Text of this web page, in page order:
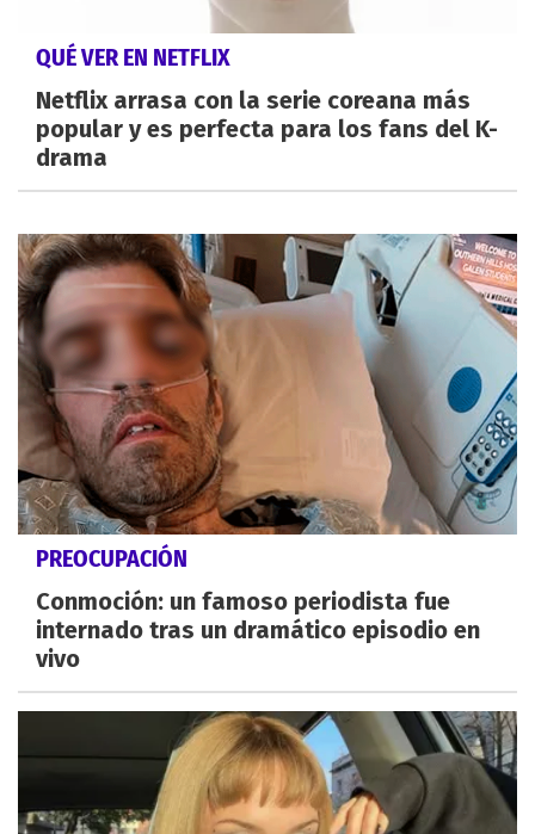
QUÉ VER EN NETFLIX
Netflix arrasa con la serie coreana más
popular y es perfecta para los fans del K-
drama
PREOCUPACIÓN
Conmoción: un famoso periodista fue
internado tras un dramático episodio en
vivo